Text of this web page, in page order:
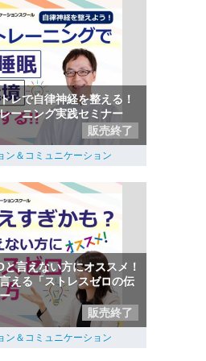
レで自律神経を整える！
ーニング実践セミナー
販売終了
ン＆コミュニケーション
と言えない方にオススメ！
える「ストレスゼロの伝
販売終了
ン＆コミュニケーション